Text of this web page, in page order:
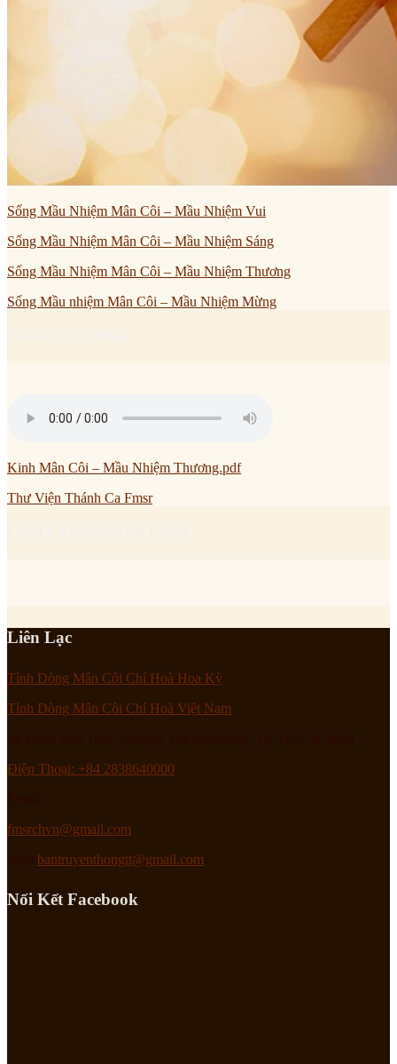
Sống Mầu Nhiệm Mân Côi – Mầu Nhiệm Vui
Sống Mầu Nhiệm Mân Côi – Mầu Nhiệm Sáng
Sống Mầu Nhiệm Mân Côi – Mầu Nhiệm Thương
Sống Mầu nhiệm Mân Côi – Mầu Nhiệm Mừng
Kinh Mân Côi – Mầu Nhiệm Thương.pdf
Thư Viện Thánh Ca Fmsr
Liên Lạc
Tỉnh Dòng Mân Côi Chí Hoà Hoa Kỳ
Tỉnh Dòng Mân Côi Chí Hoà Việt Nam
Điện Thoại: +84 2838640000
fmsrchvn@gmail.com
bantruyenthongtt@gmail.com
Nối Kết Facebook